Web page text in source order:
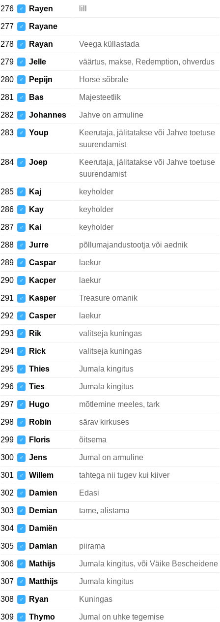
276 ♂ Rayen lill
277 ♂ Rayane
278 ♂ Rayan Veega küllastada
279 ♂ Jelle väärtus, makse, Redemption, ohverdus
280 ♂ Pepijn Horse sõbrale
281 ♂ Bas Majesteetlik
282 ♂ Johannes Jahve on armuline
283 ♂ Youp
Keerutaja, jälitatakse või Jahve toetuse
suurendamist
284 ♂ Joep
Keerutaja, jälitatakse või Jahve toetuse
suurendamist
285 ♂ Kaj keyholder
286 ♂ Kay keyholder
287 ♂ Kai keyholder
288 ♂ Jurre põllumajandustootja või aednik
289 ♂ Caspar laekur
290 ♂ Kacper laekur
291 ♂ Kasper Treasure omanik
292 ♂ Casper laekur
293 ♂ Rik valitseja kuningas
294 ♂ Rick valitseja kuningas
295 ♂ Thies Jumala kingitus
296 ♂ Ties Jumala kingitus
297 ♂ Hugo mõtlemine meeles, tark
298 ♂ Robin särav kirkuses
299 ♂ Floris õitsema
300 ♂ Jens Jumal on armuline
301 ♂ Willem tahtega nii tugev kui kiiver
302 ♂ Damien Edasi
303 ♂ Demian tame, alistama
304 ♂ Damiën
305 ♂ Damian piirama
306 ♂ Mathijs Jumala kingitus, või Väike Bescheidene
307 ♂ Matthijs Jumala kingitus
308 ♂ Ryan Kuningas
309 ♂ Thymo Jumal on uhke tegemise